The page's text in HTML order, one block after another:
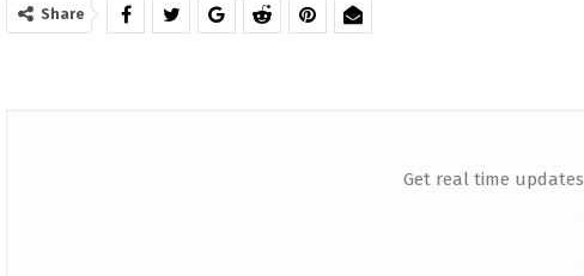
Share
Get real time